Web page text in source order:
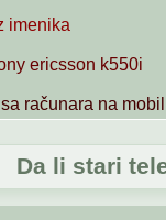
imenika
ericsson k550i
računara na
Da li stari